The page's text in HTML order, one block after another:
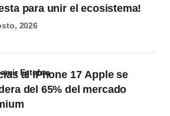
para unir el ecosistema!
2026
al iPhone 17 Apple se
del 65% del mercado
Estefan